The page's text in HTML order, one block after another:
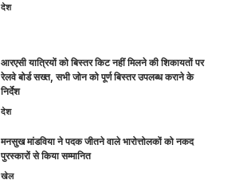
देश
आरएसी यात्रियों को बिस्तर किट नहीं मिलने की शिकायतों पर
रेलवे बोर्ड सख्त, सभी जोन को पूर्ण बिस्तर उपलब्ध कराने के
निर्देश
देश
मनसुख मांडविया ने पदक जीतने वाले भारोत्तोलकों को नकद
पुरस्कारों से किया सम्मानित
खेल